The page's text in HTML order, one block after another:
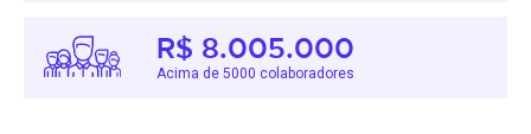
R$ 8.005.000
Acima de 5000 colaboradores